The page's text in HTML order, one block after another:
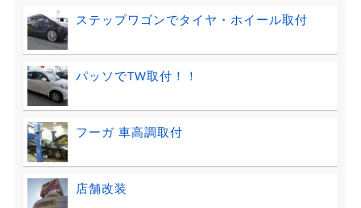
ステップワゴンでタイヤ・ホイール取付
パッソでTW取付！！
フーガ 車高調取付
店舗改装